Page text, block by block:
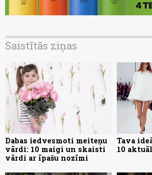
Saistītās ziņas
Dabas iedvesmoti meiteņu
vārdi: 10 maigi un skaisti
vārdi ar īpašu nozīmi
Tava
10